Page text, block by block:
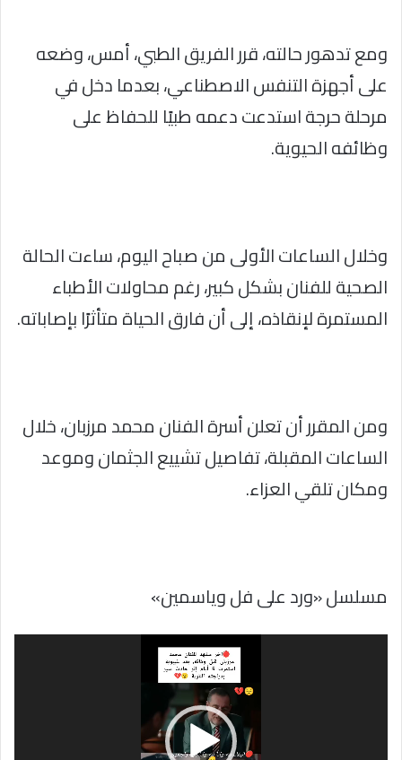
ومع تدهور حالته، قرر الفريق الطبي، أمس، وضعه
على أجهزة التنفس الاصطناعي، بعدما دخل في
مرحلة حرجة استدعت دعمه طبيًا للحفاظ على
وظائفه الحيوية.
وخلال الساعات الأولى من صباح اليوم، ساءت الحالة
الصحية للفنان بشكل كبير، رغم محاولات الأطباء
المستمرة لإنقاذه، إلى أن فارق الحياة متأثرًا بإصاباته.
ومن المقرر أن تعلن أسرة الفنان محمد مرزبان، خلال
الساعات المقبلة، تفاصيل تشييع الجثمان وموعد
ومكان تلقي العزاء.
مسلسل «ورد على فل وياسمين»